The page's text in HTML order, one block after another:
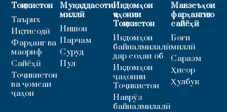
Тоҷикистон
Таърих
Иқтисодӣ
Фарҳанг ва
маориф
Сайёҳӣ
Тоҷикистон
ва ҷомеаи
ҷаҳон
Муқаддасоти
миллӣ
Нишон
Парчам
Суруд
Пул
Иқдомҳои
ҷаҳонии
Тоҷикистон
Иқдомҳои
байналмилалӣ
дар соҳаи об
Иқдомҳои
ҷаҳонии
Тоҷикистон
Наврӯз
байналмилалӣ
Мавзеъҳои
фарҳангию
сайёҳӣ
Боғи
миллӣ
Саразм
Ҳисор
Ҳулбук